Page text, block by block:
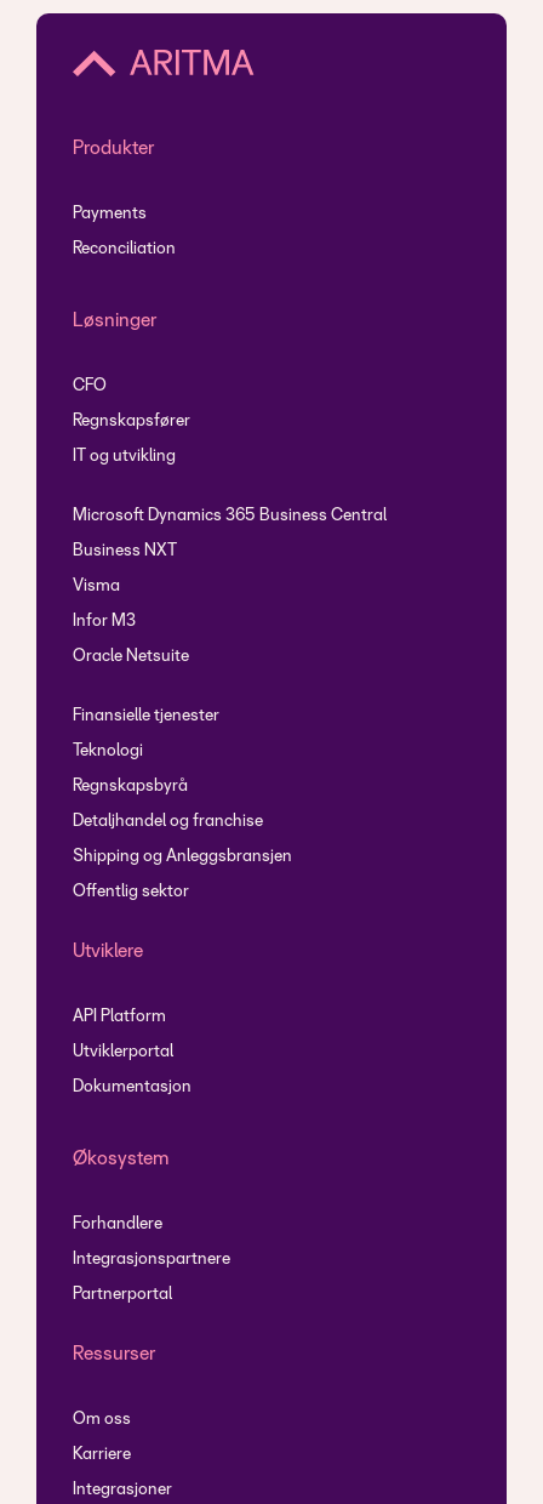
Produkter
Payments
Reconciliation
Løsninger
CFO
Regnskapsfører
IT og utvikling
Microsoft Dynamics 365 Business Central
Business NXT
Visma
Infor M3
Oracle Netsuite
Finansielle tjenester
Teknologi
Regnskapsbyrå
Detaljhandel og franchise
Shipping og Anleggsbransjen
Offentlig sektor
Utviklere
API Platform
Utviklerportal
Dokumentasjon
Økosystem
Forhandlere
Integrasjonspartnere
Partnerportal
Ressurser
Om oss
Karriere
Integrasjoner